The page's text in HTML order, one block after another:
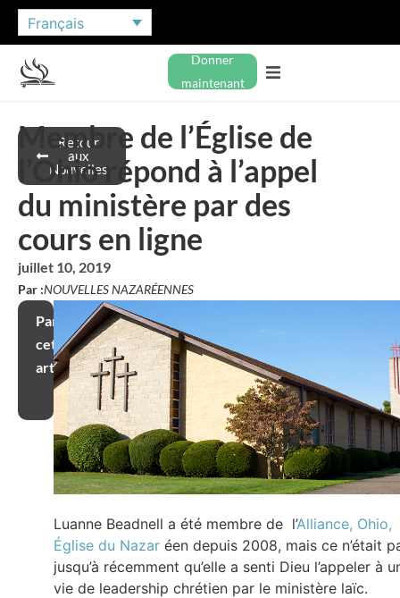
Français
Donner
maintenant
Retour
aux
Nouvelles
Membre de l’Église de
l’Ohio répond à l’appel
du ministère par des
cours en ligne
juillet 10, 2019
Par :NOUVELLES NAZARÉENNES
Partager
cet
article
Luanne Beadnell a été membre de l’Alliance, Ohio,
Église du Nazar éen depuis 2008, mais ce n’était
jusqu’à récemment qu’elle a senti Dieu l’appeler à
vie de leadership chrétien par le ministère laïc.